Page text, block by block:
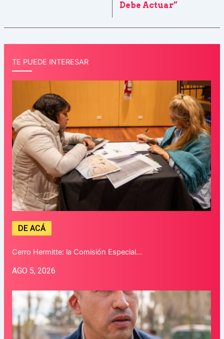
Debe Actuar”
TE PUEDE INTERESAR
DE ACÁ
Cerro Hermitte: la Comisión Especial…
AGO 5, 2026